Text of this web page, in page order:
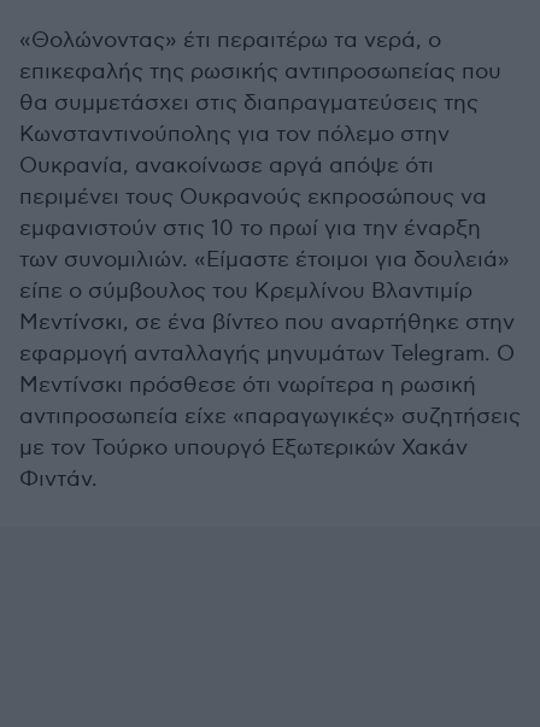
«Θολώνοντας» έτι περαιτέρω τα νερά, ο
επικεφαλής της ρωσικής αντιπροσωπείας που
θα συμμετάσχει στις διαπραγματεύσεις της
Κωνσταντινούπολης για τον πόλεμο στην
Ουκρανία, ανακοίνωσε αργά απόψε ότι
περιμένει τους Ουκρανούς εκπροσώπους να
εμφανιστούν στις 10 το πρωί για την έναρξη
των συνομιλιών. «Είμαστε έτοιμοι για δουλειά»
είπε ο σύμβουλος του Κρεμλίνου Βλαντιμίρ
Μεντίνσκι, σε ένα βίντεο που αναρτήθηκε στην
εφαρμογή ανταλλαγής μηνυμάτων Telegram. Ο
Μεντίνσκι πρόσθεσε ότι νωρίτερα η ρωσική
αντιπροσωπεία είχε «παραγωγικές» συζητήσεις
με τον Τούρκο υπουργό Εξωτερικών Χακάν
Φιντάν.